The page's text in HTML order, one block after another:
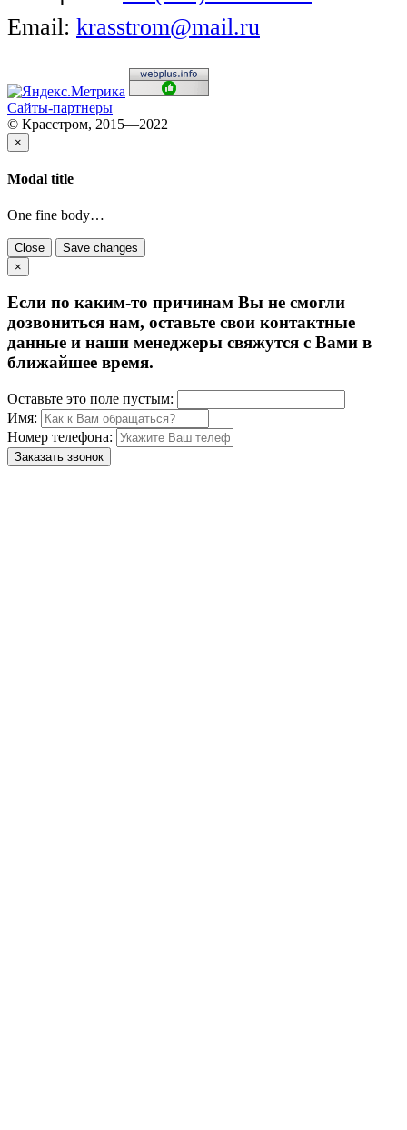
Email: krasstrom@mail.ru
Сайты-партнеры
© Красстром, 2015—2022
×
Modal title
One fine body…
Close
Save changes
×
Если по каким-то причинам Вы не смогли
дозвониться нам, оставьте свои контактные
данные и наши менеджеры свяжутся с Вами в
ближайшее время.
Оставьте это поле пустым:
Имя:
Номер телефона:
Заказать звонок